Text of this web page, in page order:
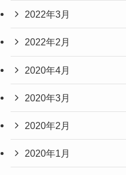
2022年3月
2022年2月
2020年4月
2020年3月
2020年2月
2020年1月